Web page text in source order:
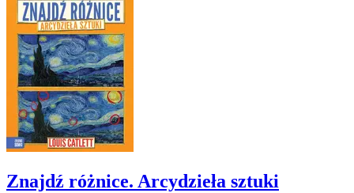
Znajdź różnice. Arcydzieła sztuki